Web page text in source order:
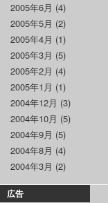
2005年6月 (4)
2005年5月 (2)
2005年4月 (1)
2005年3月 (5)
2005年2月 (4)
2005年1月 (1)
2004年12月 (3)
2004年10月 (5)
2004年9月 (5)
2004年8月 (4)
2004年3月 (2)
広告